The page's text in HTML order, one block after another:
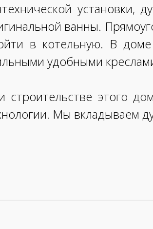
ванны.
в котельную. В
удобными
строительстве этого
Мы вкладываем